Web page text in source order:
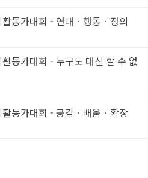
동가대회 - 연대ㆍ행동ㆍ정의
동가대회 - 누구도 대신 할 수 없
동가대회 - 공감ㆍ배움ㆍ확장